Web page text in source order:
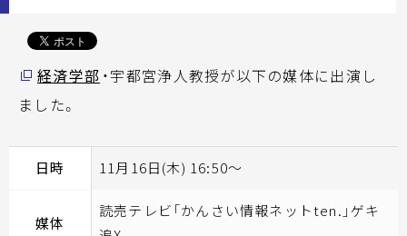
経済学部 ・宇都宮浄人教授が以下の媒体に出演し
ました。
日時 11月16日(木) 16:50～
媒体
読売テレビ「かんさい情報ネットten.」ゲキ